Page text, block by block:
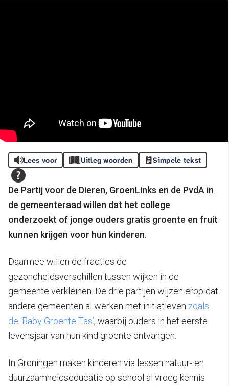
Lees voor Uitleg woorden Simpele tekst
De Partij voor de Dieren, GroenLinks en de PvdA in
de gemeenteraad willen dat het college
onderzoekt of jonge ouders gratis groente en fruit
kunnen krijgen voor hun kinderen.
Daarmee willen de fracties de
gezondheidsverschillen tussen wijken in de
gemeente verkleinen. De drie partijen wijzen erop dat
andere gemeenten al werken met initiatieven zoals
de ‘Baby Groente Tas’, waarbij ouders in het eerste
levensjaar van hun kind groente ontvangen.
In Groningen maken kinderen via lessen natuur- en
duurzaamheidseducatie op school al vroeg kennis